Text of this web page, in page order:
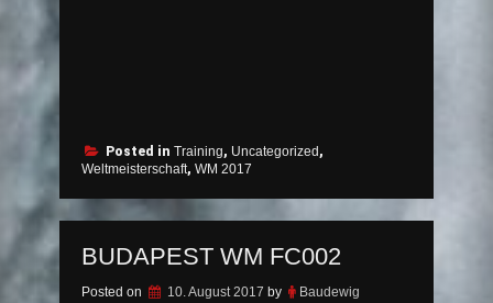
Posted in Training, Uncategorized ,
Weltmeisterschaft, WM 2017
BUDAPEST WM FC002
Posted on 10. August 2017 by Baudewig